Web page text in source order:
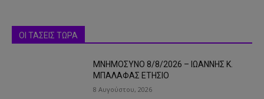
ΟΙ ΤΑΣΕΙΣ ΤΩΡΑ
ΜΝΗΜΟΣΥΝΟ 8/8/2026 – ΙΩΑΝΝΗΣ Κ.
ΜΠΑΛΑΦΑΣ ΕΤΗΣΙΟ
8 Αυγούστου, 2026